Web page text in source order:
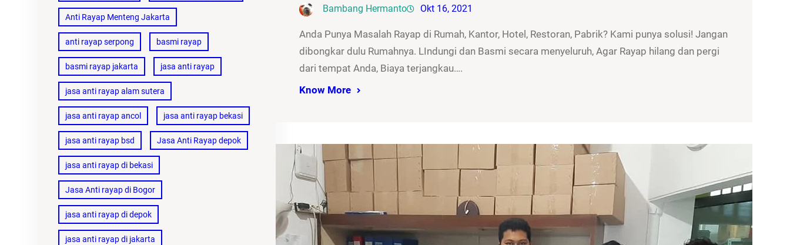
Anti Rayap Menteng Jakarta
anti rayap serpong basmi rayap
basmi rayap jakarta jasa anti rayap
jasa anti rayap alam sutera
jasa anti rayap ancol jasa anti rayap bekasi
jasa anti rayap bsd Jasa Anti Rayap depok
jasa anti rayap di bekasi
Jasa Anti rayap di Bogor
jasa anti rayap di depok
jasa anti rayap di jakarta
Bambang Hermanto Okt 16, 2021
Anda Punya Masalah Rayap di Rumah, Kantor, Hotel, Restoran, Pabrik? Kami punya solusi! Jangan
dibongkar dulu Rumahnya. LIndungi dan Basmi secara menyeluruh, Agar Rayap hilang dan pergi
dari tempat Anda, Biaya terjangkau….
Know More